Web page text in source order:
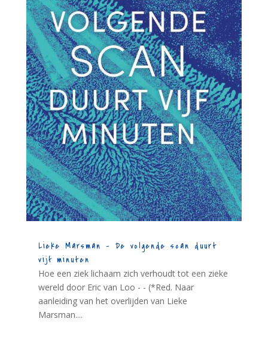
Lieke Marsman – De volgende scan duurt
vijf minuten
Hoe een ziek lichaam zich verhoudt tot een zieke
wereld door Eric van Loo - - (*Red. Naar
aanleiding van het overlijden van Lieke
Marsman....